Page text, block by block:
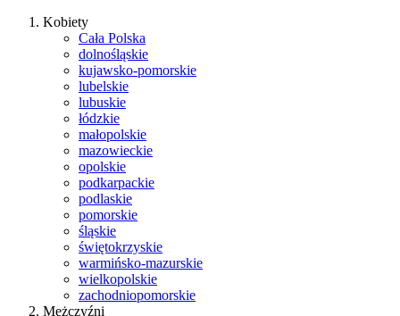
Kobiety
Cała Polska
dolnośląskie
kujawsko-pomorskie
lubelskie
lubuskie
łódzkie
małopolskie
mazowieckie
opolskie
podkarpackie
podlaskie
pomorskie
śląskie
świętokrzyskie
warmińsko-mazurskie
wielkopolskie
zachodniopomorskie
Mężczyźni